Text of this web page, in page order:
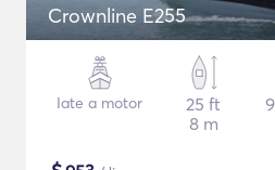
Crownline E255
Iate a motor
25 ft
8 m